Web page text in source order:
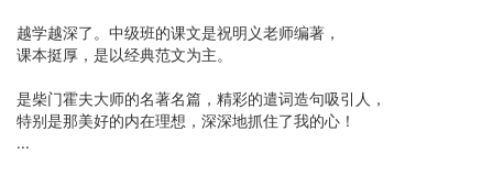
越学越深了。中级班的课文是祝明义老师编著，
课本挺厚，是以经典范文为主。
是柴门霍夫大师的名著名篇，精彩的遣词造句吸引人，
特别是那美好的内在理想，深深地抓住了我的心！
...